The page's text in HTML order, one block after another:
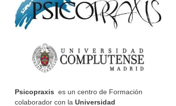
Psicopraxis es un centro de Formación
colaborador con la Universidad